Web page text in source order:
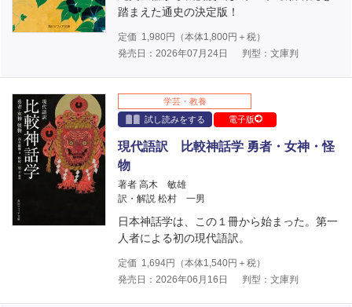
踏まえた通史の決定版！
定価 1,980円（本体1,800円＋税）
発売日：2026年07月24日
判型：文庫判
学芸・教養
試し読みをする
電子版
現代語訳 比較神話学 勇者・女神・怪
物
著者 高木 敏雄
訳・解説 松村 一男
日本神話学は、この１冊から始まった。第一
人者による初の現代語訳。
定価 1,694円（本体1,540円＋税）
発売日：2026年06月16日
判型：文庫判